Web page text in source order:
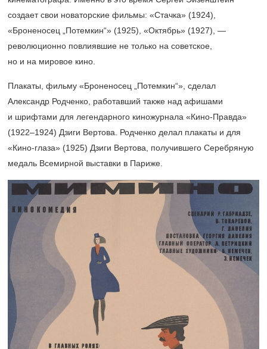
создает свои новаторские фильмы: «Стачка» (1924),
«Броненосец „Потемкин“» (1925), «Октябрь» (1927), —
революционно повлиявшие не только на советское,
но и на мировое кино.
Плакаты, фильму «Броненосец „Потемкин“», сделал
Александр Родченко, работавший также над афишами
и шрифтами для легендарного киножурнала «Кино-Правда»
(1922–1924) Дзиги Вертова. Родченко делал плакаты и для
«Кино-глаза» (1925) Дзиги Вертова, получившего Серебряную
медаль Всемирной выставки в Париже.